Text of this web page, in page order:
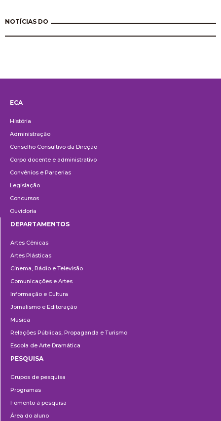
NOTÍCIAS DO
ECA
História
Administração
Conselho Consultivo da Direção
Corpo docente e administrativo
Convênios e Parcerias
Legislação
Concursos
Ouvidoria
DEPARTAMENTOS
Artes Cênicas
Artes Plásticas
Cinema, Rádio e Televisão
Comunicações e Artes
Informação e Cultura
Jornalismo e Editoração
Música
Relações Públicas, Propaganda e Turismo
Escola de Arte Dramática
PESQUISA
Grupos de pesquisa
Programas
Fomento à pesquisa
Área do aluno